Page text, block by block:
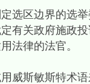
区边界的选举
有关政府施政
法律的法官。
斯敏斯特术语